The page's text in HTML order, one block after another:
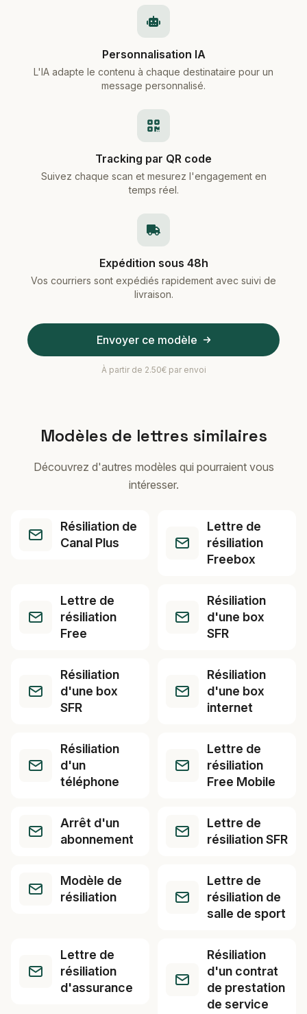
Personnalisation IA
L'IA adapte le contenu à chaque destinataire pour un
message personnalisé.
Tracking par QR code
Suivez chaque scan et mesurez l'engagement en
temps réel.
Expédition sous 48h
Vos courriers sont expédiés rapidement avec suivi de
livraison.
Envoyer ce modèle
À partir de 2.50€ par envoi
Modèles de lettres similaires
Découvrez d'autres modèles qui pourraient vous
intéresser.
Résiliation de
Canal Plus
Lettre de
résiliation
Freebox
Lettre de
résiliation
Free
Résiliation
d'une box
SFR
Résiliation
d'une box
SFR
Résiliation
d'une box
internet
Résiliation
d'un
téléphone
Lettre de
résiliation
Free Mobile
Arrêt d'un
abonnement
Lettre de
résiliation SFR
Modèle de
résiliation
Lettre de
résiliation de
salle de sport
Lettre de
résiliation
d'assurance
Résiliation
d'un contrat
de prestation
de service